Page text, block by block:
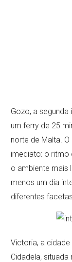
Gozo, a
um ferry de 25
norte de Malta.
imediato: o ritmo
o ambiente mais
menos um dia
diferentes
Victoria, a
Cidadela,